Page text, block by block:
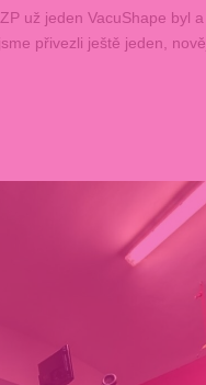
už jeden VacuShape byl
přivezli ještě jeden,